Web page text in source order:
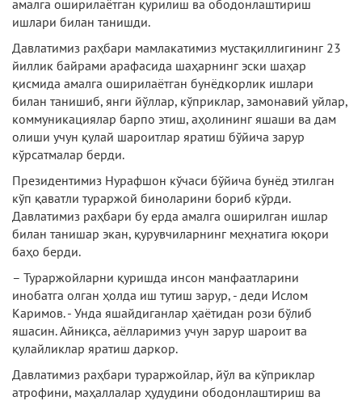
амалга оширилаётган қурилиш ва ободонлаштириш
ишлари билан танишди.
Давлатимиз раҳбари мамлакатимиз мустақиллигининг 23
йиллик байрами арафасида шаҳарнинг эски шаҳар
қисмида амалга оширилаётган бунёдкорлик ишлари
билан танишиб, янги йўллар, кўприклар, замонавий уйлар,
коммуникациялар барпо этиш, аҳолининг яшаши ва дам
олиши учун қулай шароитлар яратиш бўйича зарур
кўрсатмалар берди.
Президентимиз Нурафшон кўчаси бўйича бунёд этилган
кўп қаватли тураржой биноларини бориб кўрди.
Давлатимиз раҳбари бу ерда амалга оширилган ишлар
билан танишар экан, қурувчиларнинг меҳнатига юқори
баҳо берди.
– Тураржойларни қуришда инсон манфаатларини
инобатга олган ҳолда иш тутиш за­рур, - деди Ислом
Каримов. - Унда яшайдиганлар ҳаётидан рози бўлиб
яшасин. Айниқса, аёлларимиз учун зарур шароит ва
қулайликлар яратиш даркор.
Давлатимиз раҳбари тураржойлар, йўл ва кўприклар
атрофини, маҳаллалар ҳудудини ободонлаштириш ва